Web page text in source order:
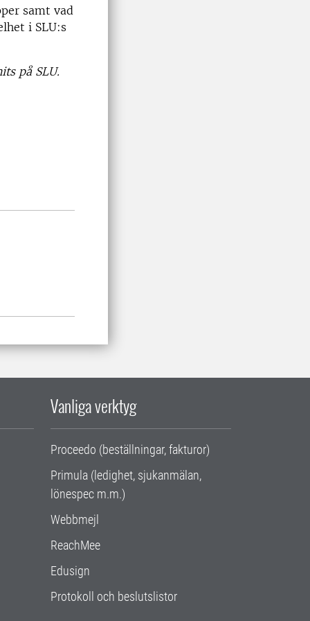
samt vad
i SLU:s
på SLU.
Vanliga verktyg
Proceedo (beställningar, fakturor)
Primula (ledighet, sjukanmälan,
lönespec m.m.)
Webbmejl
ReachMee
Edusign
Protokoll och beslutslistor